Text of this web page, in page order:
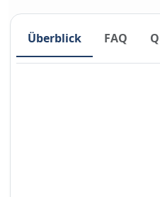
Überblick FAQ